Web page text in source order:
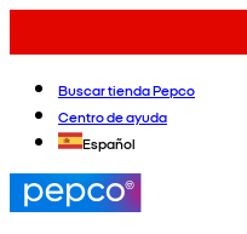
Buscar tienda Pepco
Centro de ayuda
Español